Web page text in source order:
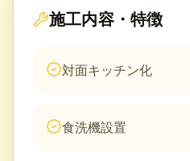
施工内容・特徴
対面キッチン化
食洗機設置